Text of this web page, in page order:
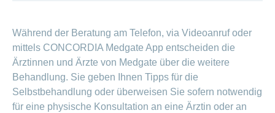
Während der Beratung am Telefon, via Videoanruf oder
mittels CONCORDIA Medgate App entscheiden die
Ärztinnen und Ärzte von Medgate über die weitere
Behandlung. Sie geben Ihnen Tipps für die
Selbstbehandlung oder überweisen Sie sofern notwendig
für eine physische Konsultation an eine Ärztin oder an